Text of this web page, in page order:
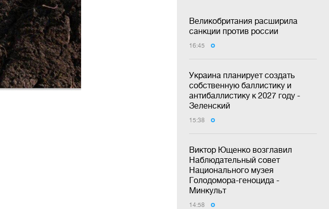
Великобритания расширила
санкции против россии
16:45
Украина планирует создать
собственную баллистику и
антибаллистику к 2027 году -
Зеленский
15:38
Виктор Ющенко возглавил
Наблюдательный совет
Национального музея
Голодомора-геноцида -
Минкульт
14:58